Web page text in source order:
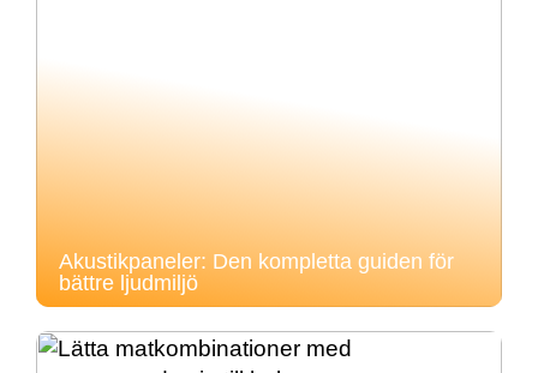
Akustikpaneler: Den kompletta guiden för
bättre ljudmiljö